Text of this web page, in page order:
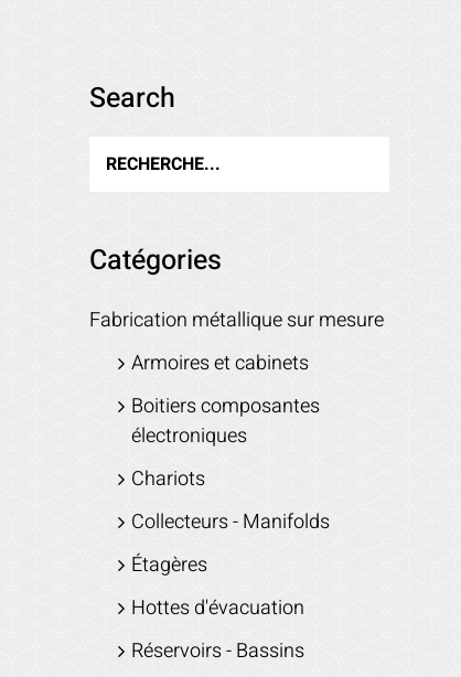
Search
Catégories
Fabrication métallique sur mesure
Armoires et cabinets
Boitiers composantes
électroniques
Chariots
Collecteurs - Manifolds
Étagères
Hottes d'évacuation
Réservoirs - Bassins